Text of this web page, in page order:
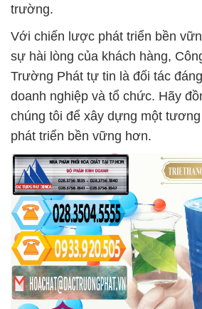
trường.
Với chiến lược phát triển bền
sự hài lòng của khách hàng,
Trường Phát tự tin là đối tác
doanh nghiệp và tổ chức. Hãy
chúng tôi để xây dựng một
phát triển bền vững hơn.